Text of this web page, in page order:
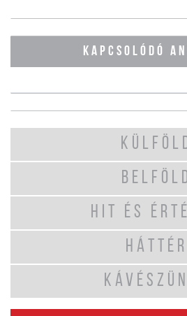
KAPCSOLÓDÓ
HIT ÉS
HÁTTÉR